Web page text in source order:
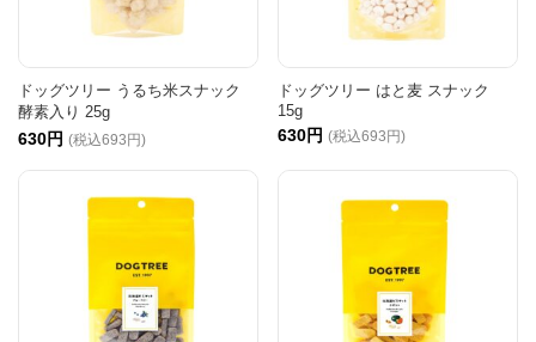
ドッグツリー うるち米スナック
酵素入り 25g
630円 (税込693円)
ドッグツリー はと麦 スナック
15g
630円 (税込693円)